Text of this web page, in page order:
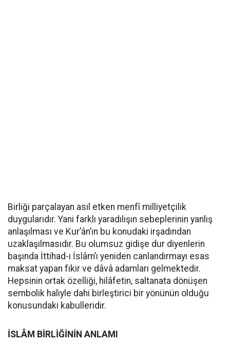
Birliği parçalayan asıl etken menfî milliyetçilik
duygularıdır. Yani farklı yaradılışın sebeplerinin yanlış
anlaşılması ve Kur’ân’ın bu konudaki irşadından
uzaklaşılmasıdır. Bu olumsuz gidişe dur diyenlerin
başında İttihad-ı İslâm’ı yeniden canlandırmayı esas
maksat yapan fikir ve dâvâ adamları gelmektedir.
Hepsinin ortak özelliği, hilâfetin, saltanata dönüşen
sembolik haliyle dahi birleştirici bir yönünün olduğu
konusundaki kabulleridir.
İSLÂM BİRLİĞİNİN ANLAMI